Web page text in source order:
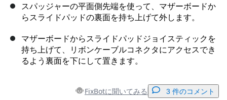
スパッジャーの平面側先端を使って、マザーボードか
らスライドパッドの裏面を持ち上げて外します。
マザーボードからスライドパッドジョイスティックを
持ち上げて、リボンケーブルコネクタにアクセスでき
るよう裏面を下にして置きます。
FixBotに聞いてみる 3 件のコメント